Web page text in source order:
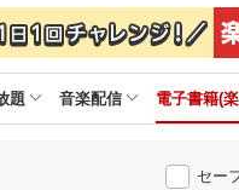
題 音楽配信 電子書籍(
セー